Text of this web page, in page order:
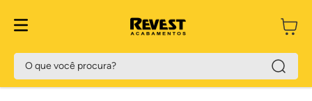
O que você procura?